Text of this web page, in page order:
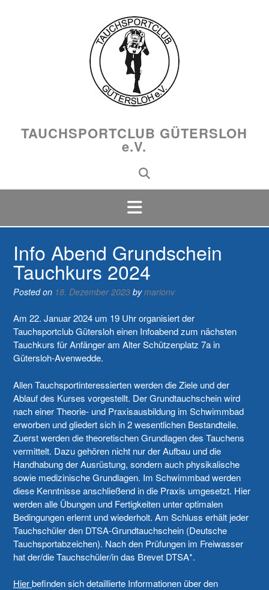
TAUCHSPORTCLUB GÜTERSLOH
e.V.
Info Abend Grundschein
Tauchkurs 2024
Posted on 18. Dezember 2023 bymarionv
Am 22. Januar 2024 um 19 Uhr organisiert der
Tauchsportclub Gütersloh einen Infoabend zum nächsten
Tauchkurs für Anfänger am Alter Schützenplatz 7a in
Gütersloh-Avenwedde.
Allen Tauchsportinteressierten werden die Ziele und der
Ablauf des Kurses vorgestellt. Der Grundtauchschein wird
nach einer Theorie- und Praxisausbildung im Schwimmbad
erworben und gliedert sich in 2 wesentlichen Bestandteile.
Zuerst werden die theoretischen Grundlagen des Tauchens
vermittelt. Dazu gehören nicht nur der Aufbau und die
Handhabung der Ausrüstung, sondern auch physikalische
sowie medizinische Grundlagen. Im Schwimmbad werden
diese Kenntnisse anschließend in die Praxis umgesetzt. Hier
werden alle Übungen und Fertigkeiten unter optimalen
Bedingungen erlernt und wiederholt. Am Schluss erhält jeder
Tauchschüler den DTSA-Grundtauchschein (Deutsche
Tauchsportabzeichen). Nach den Prüfungen im Freiwasser
hat der/die Tauchschüler/in das Brevet DTSA*.
Hierbefinden sich detaillierte Informationen über den